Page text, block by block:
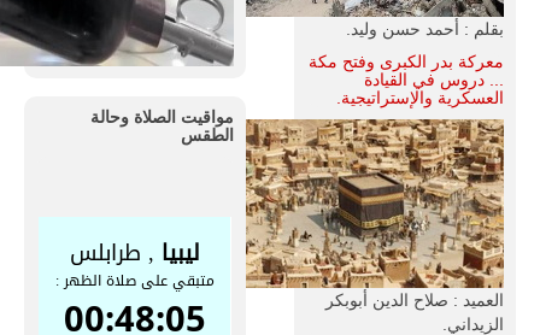
بقلم : أحمد حسن وليد.
معركة بدر الكبرى وفتح مكة
... دروس في القيادة
العسكرية والإستراتيجية.
العميد : صلاح الدين أبوبكر
الزيداني.
مواقيت الصلاة وحالة
الطقس